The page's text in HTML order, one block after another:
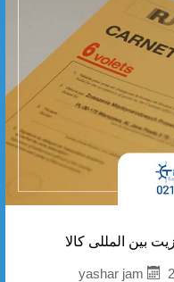
بین المللی کالا